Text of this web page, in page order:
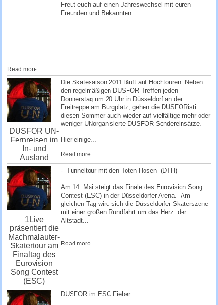
Freut euch auf einen Jahreswechsel mit euren
Freunden und Bekannten...
Read more...
DUSFOR UN-
Fernreisen im
In- und
Ausland
Die Skatesaison 2011 läuft auf Hochtouren. Neben
den regelmäßigen DUSFOR-Treffen jeden
Donnerstag um 20 Uhr in Düsseldorf an der
Freitreppe am Burgplatz, gehen die DUSFORisti
diesen Sommer auch wieder auf vielfältige mehr oder
weniger UNorganisierte DUSFOR-Sondereinsätze.
Hier einige...
Read more...
1Live
präsentiert die
Machmalauter-
Skatertour am
Finaltag des
Eurovision
Song Contest
(ESC)
- Tunneltour mit den Toten Hosen (DTH)-
Am 14. Mai steigt das Finale des Eurovision Song
Contest (ESC) in der Düsseldorfer Arena. Am
gleichen Tag wird sich die Düsseldorfer Skaterszene
mit einer großen Rundfahrt um das Herz der
Altstadt...
Read more...
DUSFOR im ESC Fieber